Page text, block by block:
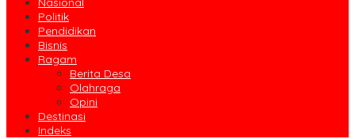
Politik
Pendidikan
Bisnis
Ragam
Berita Desa
Olahraga
Opini
Destinasi
Indeks